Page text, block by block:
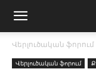
Վերլուծական ֆորում
Վերլուծական ֆորում